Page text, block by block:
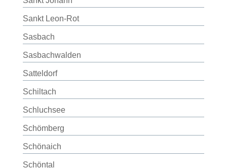
Sankt Leon-Rot
Sasbach
Sasbachwalden
Satteldorf
Schiltach
Schluchsee
Schömberg
Schönaich
Schöntal